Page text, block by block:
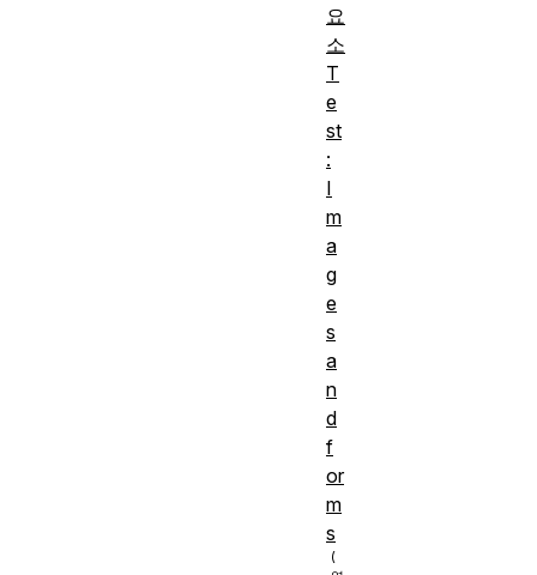
요
소
T
e
st
:
I
m
a
g
e
s
a
n
d
f
or
m
s